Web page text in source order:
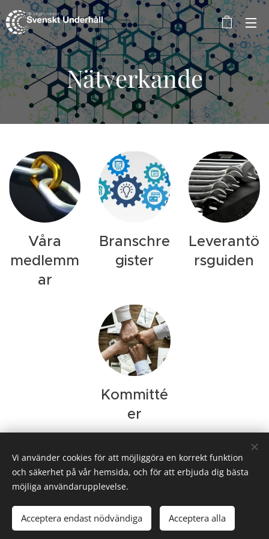
Nätverkande
Våra
medlemm
ar
Branschre
gister
Leverantö
rsguiden
Kommitté
er
Riksorganisationen Svenskt Underhåll, Gustavslundsvägen 143,
167 51 Bromma
© Copyright 2025. Svenskt Underhåll AB. All Rights Reserved.
Cookies
Vi använder cookies för att möjliggöra en korrekt funktion
och säkerhet på vår hemsida, och för att erbjuda dig bästa
möjliga användarupplevelse.
Acceptera endast nödvändiga Acceptera alla